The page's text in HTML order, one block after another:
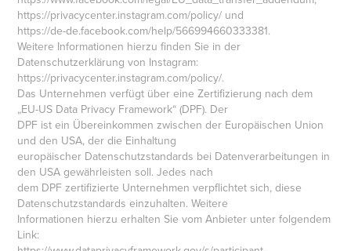
https://privacycenter.instagram.com/policy/ und
https://de-de.facebook.com/help/566994660333381.
Weitere Informationen hierzu finden Sie in der
Datenschutzerklärung von Instagram:
https://privacycenter.instagram.com/policy/.
Das Unternehmen verfügt über eine Zertifizierung nach dem
„EU-US Data Privacy Framework“ (DPF). Der
DPF ist ein Übereinkommen zwischen der Europäischen Union
und den USA, der die Einhaltung
europäischer Datenschutzstandards bei Datenverarbeitungen in
den USA gewährleisten soll. Jedes nach
dem DPF zertifizierte Unternehmen verpflichtet sich, diese
Datenschutzstandards einzuhalten. Weitere
Informationen hierzu erhalten Sie vom Anbieter unter folgendem
Link: